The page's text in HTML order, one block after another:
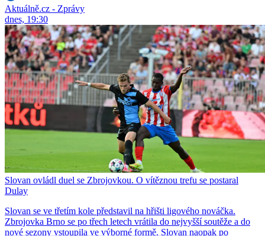
Aktuálně.cz - Zprávy
dnes, 19:30
Slovan ovládl duel se Zbrojovkou. O vítěznou trefu se postaral
Dulay
Slovan se ve třetím kole představil na hřišti ligového nováčka.
Zbrojovka Brno se po třech letech vrátila do nejvyšší soutěže a do
nové sezony vstoupila ve výborné formě. Slovan naopak po